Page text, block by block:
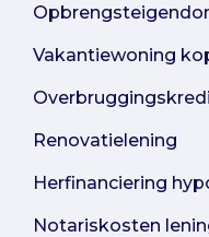
Vakantiewoning
Renovatielening
Herfinanciering
Notariskosten